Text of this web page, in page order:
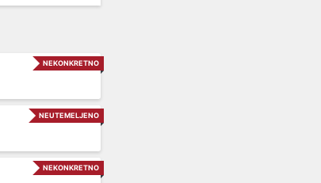
NEKONKRETNO
NEUTEMELJENO
NEKONKRETNO